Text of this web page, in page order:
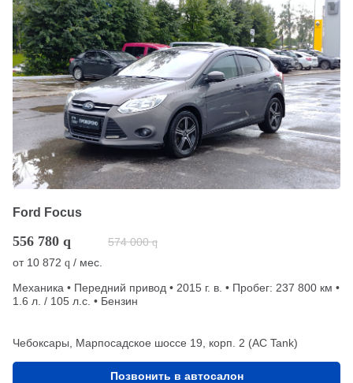
Ford Focus
556 780 q 574 000 q
от 10 872 q / мес.
Механика • Передний привод • 2015 г. в. • Пробег: 237 800 км •
1.6 л. / 105 л.с. • Бензин
Чебоксары, Марпосадское шоссе 19, корп. 2 (АС Tank)
Позвонить в автосалон